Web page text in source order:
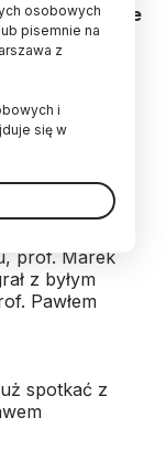
instytutów, nie
prezes
-
PAN wybrało
prof. Marek
z byłym
Pawłem
spotkać z
osobowych
pisemnie na
z
i
się w